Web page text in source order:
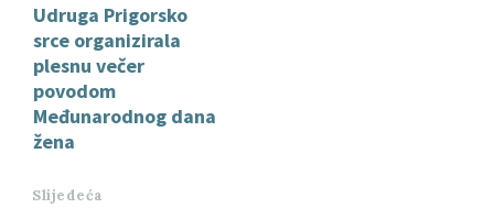
Udruga Prigorsko
srce organizirala
plesnu večer
povodom
Međunarodnog dana
žena
Slijedeća